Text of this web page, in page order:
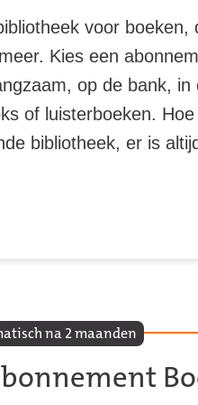
voor boeken,
Kies een
op de bank,
of luisterboeken.
bibliotheek, er is
na 2 maanden